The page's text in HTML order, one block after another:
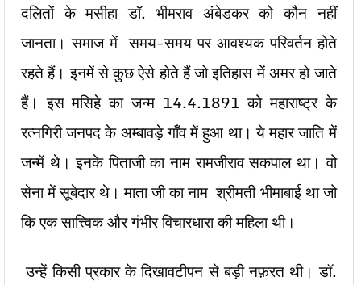
दलितों के मसीहा डॉ. भीमराव अंबेडकर को कौन नहीं
जानता। समाज में समय-समय पर आवश्यक परिवर्तन होते
रहते हैं। इनमें से कुछ ऐसे होते हैं जो इतिहास में अमर हो जाते
हैं। इस मसिहे का जन्म 14.4.1891 को महाराष्ट्र के
रत्नगिरी जनपद के अम्बावड़े गाँव में हुआ था। ये महार जाति में
जन्में थे। इनके पिताजी का नाम रामजीराव सकपाल था। वो
सेना में सूबेदार थे। माता जी का नाम श्रीमती भीमाबाई था जो
कि एक सात्त्विक और गंभीर विचारधारा की महिला थी।
उन्हें किसी प्रकार के दिखावटीपन से बड़ी नफ़रत थी। डॉ.